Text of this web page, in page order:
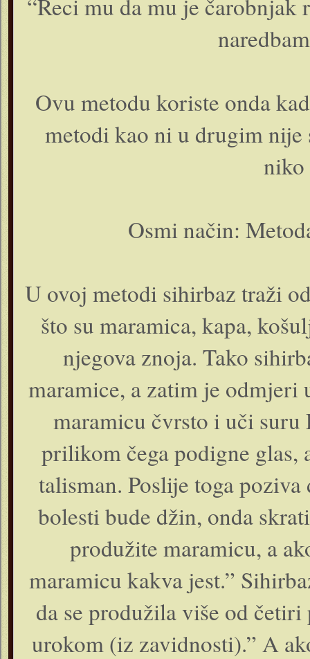
“Reci mu da mu je čarobnjak
Ovu metodu koriste onda
metodi kao ni u drugim
niko
Osmi način:
U ovoj metodi sihirbaz traži
što su maramica, kapa,
njegova znoja. Tako
maramice, a zatim je
maramicu čvrsto i uči
prilikom čega podigne glas,
talisman. Poslije toga
bolesti bude džin, onda
produžite maramicu, a
maramicu kakva jest.”
da se produžila više od
urokom (iz zavidnosti).” A